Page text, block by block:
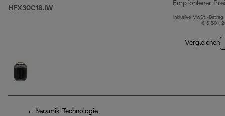
HFX30C18.IW
Empfohlener
Inklusive MwSt.-Betrag
€ 6,50 (
Vergleichen
Keramik-Technologie